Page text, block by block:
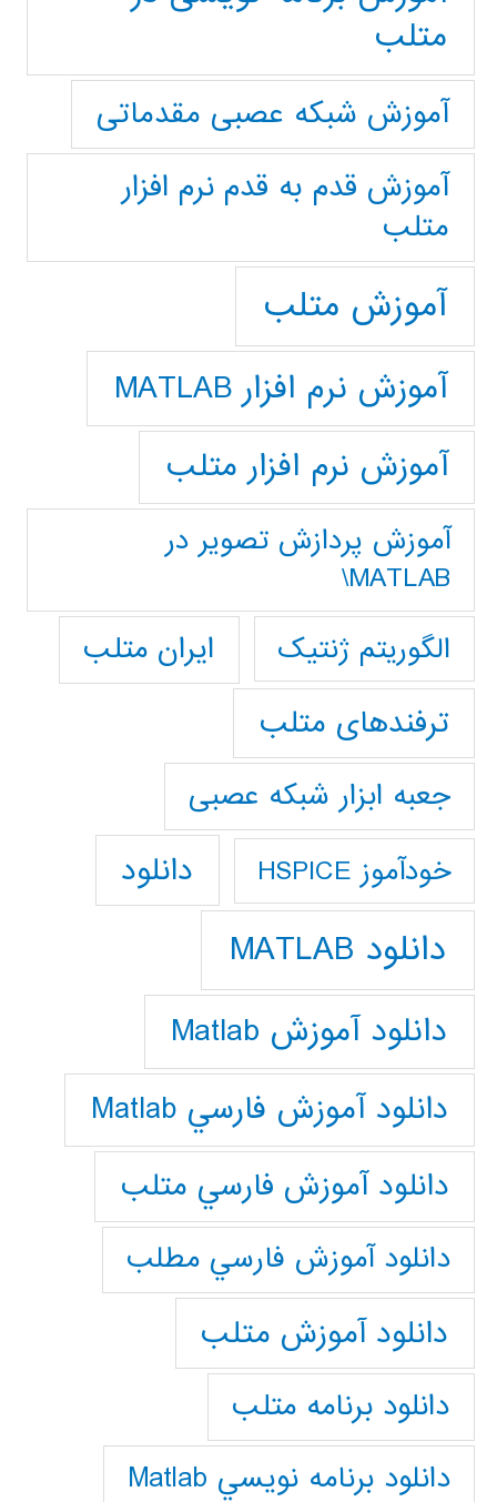
متلب
آموزش شبکه عصبی مقدماتی
آموزش قدم به قدم نرم افزار
متلب
آموزش متلب
آموزش نرم افزار MATLAB
آموزش نرم افزار متلب
آموزش پردازش تصوير در
MATLAB\
الگوریتم ژنتیک
ایران متلب
ترفندهای متلب
جعبه ابزار شبکه عصبی
خودآموز HSPICE دانلود
دانلود MATLAB
دانلود آموزش Matlab
دانلود آموزش فارسي Matlab
دانلود آموزش فارسي متلب
دانلود آموزش فارسي مطلب
دانلود آموزش متلب
دانلود برنامه متلب
دانلود برنامه نويسي Matlab